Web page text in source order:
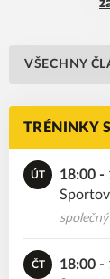
VŠECHNY
TRÉNINKY
ÚT
18:00 -
ČT
18:00 -